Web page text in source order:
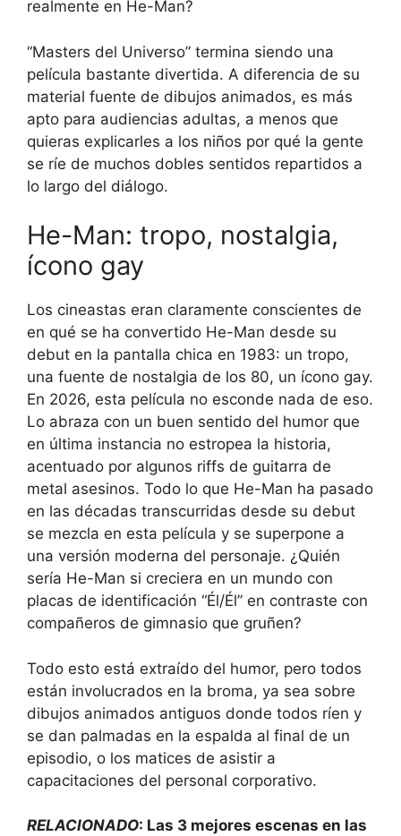
realmente en He-Man?
“Masters del Universo” termina siendo una
película bastante divertida. A diferencia de su
material fuente de dibujos animados, es más
apto para audiencias adultas, a menos que
quieras explicarles a los niños por qué la gente
se ríe de muchos dobles sentidos repartidos a
lo largo del diálogo.
He-Man: tropo, nostalgia,
ícono gay
Los cineastas eran claramente conscientes de
en qué se ha convertido He-Man desde su
debut en la pantalla chica en 1983: un tropo,
una fuente de nostalgia de los 80, un ícono gay.
En 2026, esta película no esconde nada de eso.
Lo abraza con un buen sentido del humor que
en última instancia no estropea la historia,
acentuado por algunos riffs de guitarra de
metal asesinos. Todo lo que He-Man ha pasado
en las décadas transcurridas desde su debut
se mezcla en esta película y se superpone a
una versión moderna del personaje. ¿Quién
sería He-Man si creciera en un mundo con
placas de identificación “Él/Él” en contraste con
compañeros de gimnasio que gruñen?
Todo esto está extraído del humor, pero todos
están involucrados en la broma, ya sea sobre
dibujos animados antiguos donde todos ríen y
se dan palmadas en la espalda al final de un
episodio, o los matices de asistir a
capacitaciones del personal corporativo.
RELACIONADO: Las 3 mejores escenas en las